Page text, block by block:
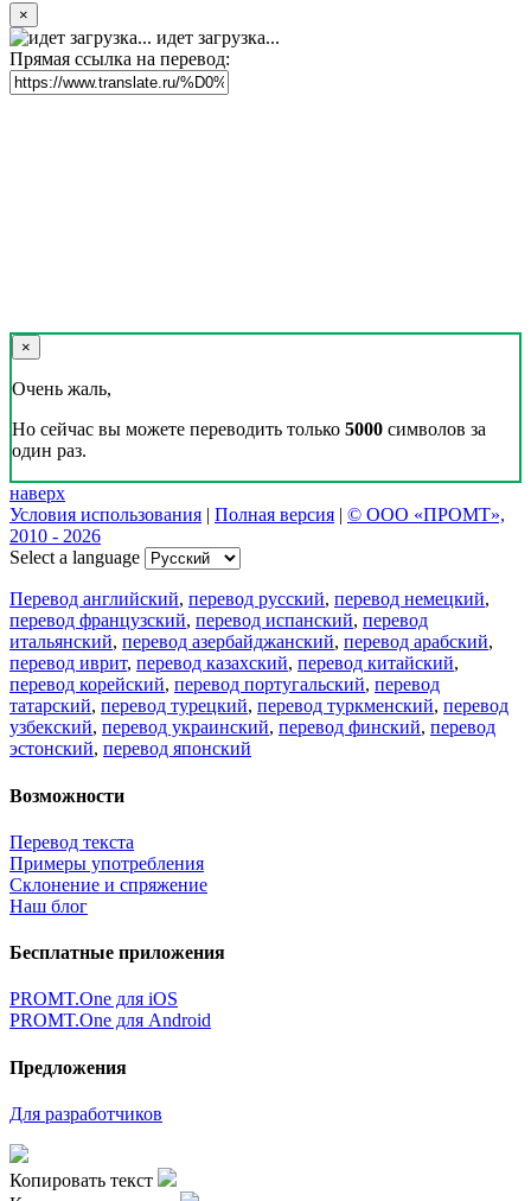
×
идет загрузка...
Прямая ссылка на перевод:
×
Очень жаль,
Но сейчас вы можете переводить только 5000 символов за
один раз.
наверх
Условия использования | Полная версия | © ООО «ПРОМТ»,
2010 - 2026
Select a language
Перевод английский, перевод русский, перевод немецкий,
перевод французский, перевод испанский, перевод
итальянский, перевод азербайджанский, перевод арабский,
перевод иврит, перевод казахский, перевод китайский,
перевод корейский, перевод португальский, перевод
татарский, перевод турецкий, перевод туркменский, перевод
узбекский, перевод украинский, перевод финский, перевод
эстонский, перевод японский
Возможности
Перевод текста
Примеры употребления
Склонение и спряжение
Наш блог
Бесплатные приложения
PROMT.One для iOS
PROMT.One для Android
Предложения
Для разработчиков
Копировать текст